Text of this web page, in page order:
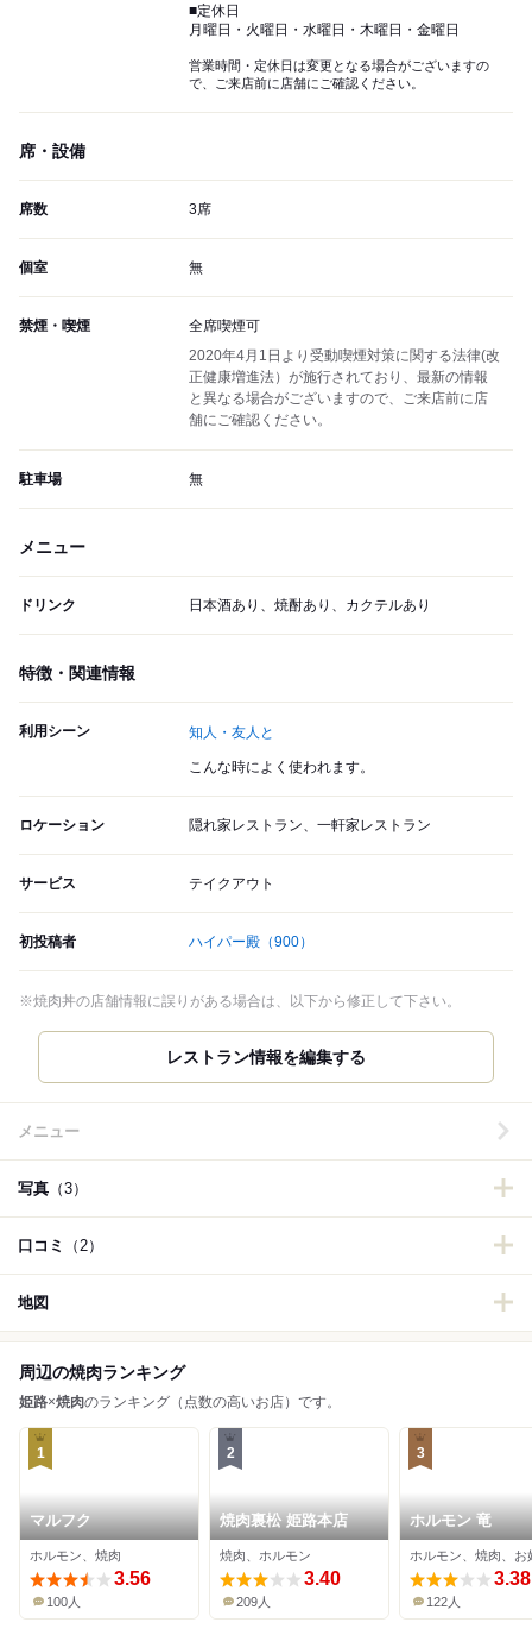
■定休日
月曜日・火曜日・水曜日・木曜日・金曜日
営業時間・定休日は変更となる場合がございますの
で、ご来店前に店舗にご確認ください。
席・設備
席数 3席
個室 無
禁煙・喫煙
全席喫煙可
2020年4月1日より受動喫煙対策に関する法律(改
正健康増進法）が施行されており、最新の情報
と異なる場合がございますので、ご来店前に店
舗にご確認ください。
駐車場 無
メニュー
ドリンク 日本酒あり、焼酎あり、カクテルあり
特徴・関連情報
利用シーン 知人・友人と
こんな時によく使われます。
ロケーション 隠れ家レストラン、一軒家レストラン
サービス テイクアウト
初投稿者 ハイパー殿 （900）
※焼肉丼の店舗情報に誤りがある場合は、以下から修正して下さい。
メニュー
写真 （3）
口コミ （2）
地図
周辺の焼肉ランキング
姫路×焼肉のランキング（点数の高いお店）です。
1
マルフク
ホルモン、焼肉
3.56
100人
2
焼肉裏松 姫路本店
焼肉、ホルモン
3.40
209人
3
ホルモン 竜
3.38
122人